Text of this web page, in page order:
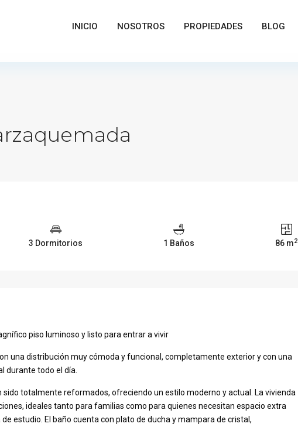
INICIO NOSOTROS PROPIEDADES BLOG
3 Dormitorios 1 Baños 86 m2
piso luminoso y listo para entrar a vivir
una distribución muy cómoda y funcional, completamente exterior y con una
durante todo el día.
sido totalmente reformados, ofreciendo un estilo moderno y actual. La vivienda
ideales tanto para familias como para quienes necesitan espacio extra
estudio. El baño cuenta con plato de ducha y mampara de cristal,